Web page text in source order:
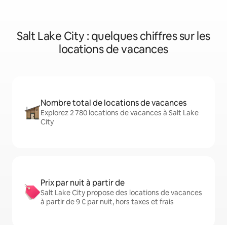
Salt Lake City : quelques chiffres sur les
locations de vacances
Nombre total de locations de vacances
Explorez 2 780 locations de vacances à Salt Lake
City
Prix par nuit à partir de
Salt Lake City propose des locations de vacances
à partir de 9 € par nuit, hors taxes et frais